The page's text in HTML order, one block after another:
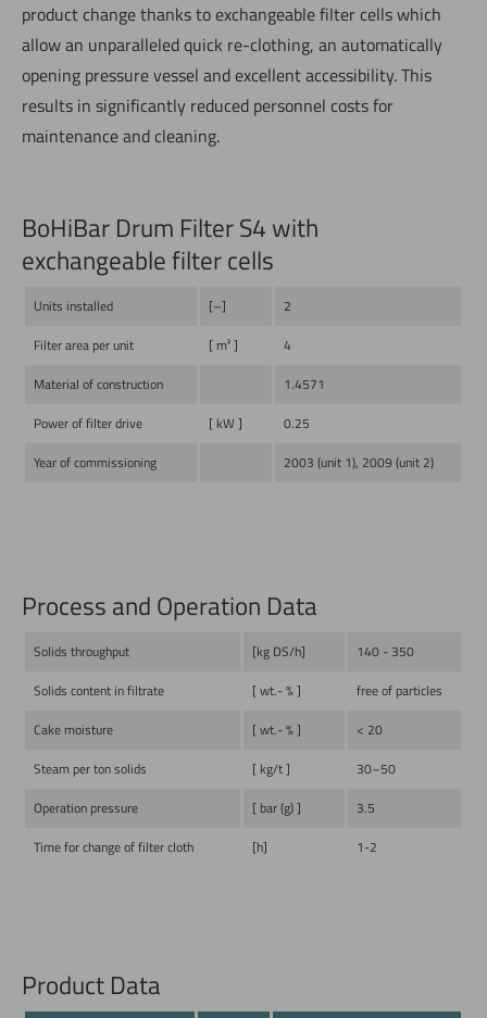
product change thanks to exchangeable filter cells which
allow an unparalleled quick re-clothing, an automatically
opening pressure vessel and excellent accessibility. This
results in significantly reduced personnel costs for
maintenance and cleaning.
BoHiBar Drum Filter S4 with
exchangeable filter cells
Units installed [–]
2
Filter area per unit
[ m² ]
4
Material of construction
1.4571
Power of filter drive
[ kW ]
0.25
Year of commissioning
2003 (unit 1), 2009 (unit 2)
Process and Operation Data
Solids throughput [kg DS/h]
140 - 350
Solids content in filtrate
[ wt.- % ]
free of particles
Cake moisture
[ wt.- % ]
< 20
Steam per ton solids
[ kg/t ]
30–50
Operation pressure
[ bar (g) ]
3.5
Time for change of filter cloth
[h] 1-2
Product Data